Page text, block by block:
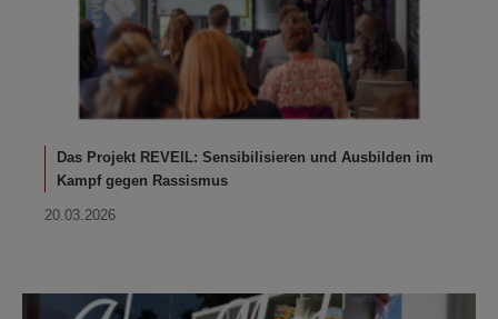
Das Projekt REVEIL: Sensibilisieren und Ausbilden im
Kampf gegen Rassismus
20.03.2026